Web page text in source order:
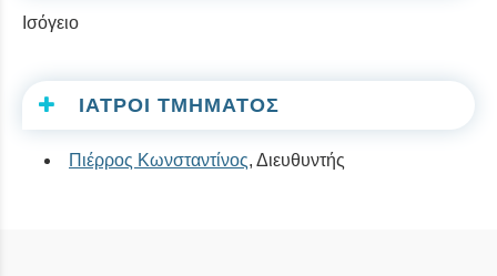
Ισόγειο
ΙΑΤΡΟΙ ΤΜΗΜΑΤΟΣ
Πιέρρος Κωνσταντίνος, Διευθυντής